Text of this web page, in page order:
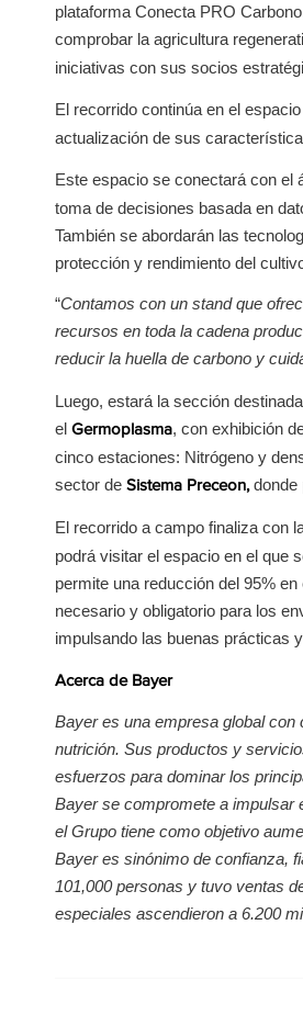
plataforma Conecta PRO
comprobar la agricultura
iniciativas con sus socios
El recorrido continúa en el
actualización de sus
Este espacio se conectará con el
toma de decisiones basada en
También se abordarán las
protección y rendimiento del
“Contamos con un stand que
recursos en toda la cadena
reducir la huella de carbono y
Luego, estará la sección
el Germoplasma, con exhibición
cinco estaciones: Nitrógeno y
sector de Sistema Preceon, donde
El recorrido a campo finaliza con
podrá visitar el espacio en el que
permite una reducción del 95%
necesario y obligatorio para los
impulsando las buenas prácticas
Acerca de Bayer
Bayer es una empresa global
nutrición. Sus productos y
esfuerzos para dominar los
Bayer se compromete a impulsar
el Grupo tiene como objetivo
Bayer es sinónimo de confianza,
101,000 personas y tuvo ventas
especiales ascendieron a 6.200